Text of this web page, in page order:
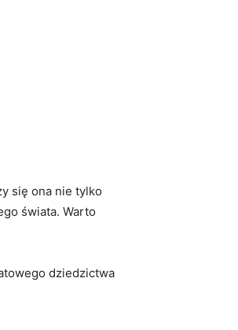
się ona nie tylko
świata. Warto
dziedzictwa